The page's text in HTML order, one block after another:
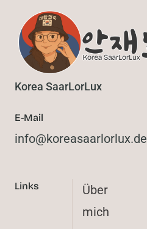
Korea SaarLorLux
E-Mail
ed.xulrolraasaerok
@ofni
Links
Über
mich